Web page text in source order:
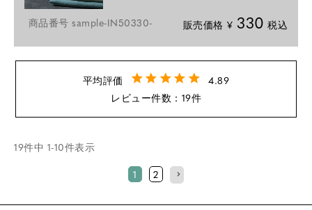
商品番号 sample-IN50330- 販売価格 ¥ 330 税込
4.89
19
19件中 1-10件表示
1
2